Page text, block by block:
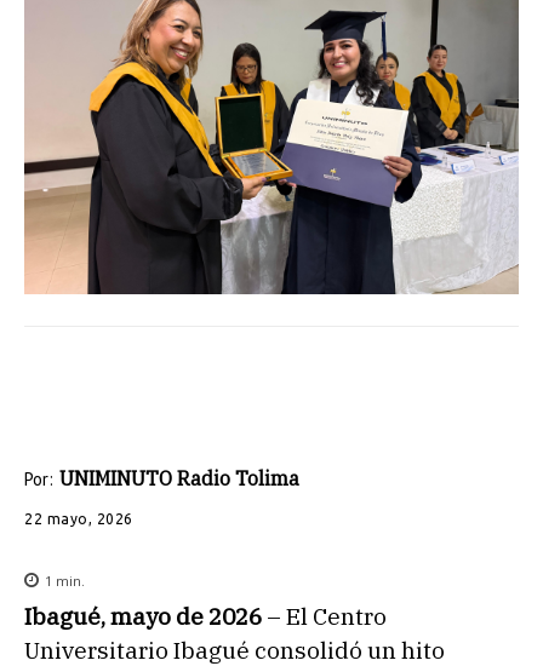
Por: UNIMINUTO Radio Tolima
22 mayo, 2026
1 min.
Ibagué, mayo de 2026 – El Centro
Universitario Ibagué consolidó un hito